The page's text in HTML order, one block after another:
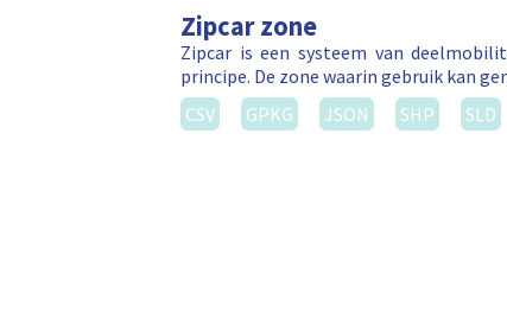
Zipcar zone
Zipcar is een systeem van
principe. De zone waarin gebruik kan
CSV
GPKG JSON SHP SLD